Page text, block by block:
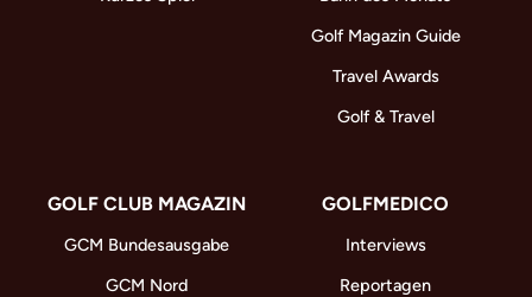
Golf Magazin Guide
Travel Awards
Golf & Travel
GOLF CLUB MAGAZIN
GCM Bundesausgabe
GCM Nord
GOLFMEDICO
Interviews
Reportagen